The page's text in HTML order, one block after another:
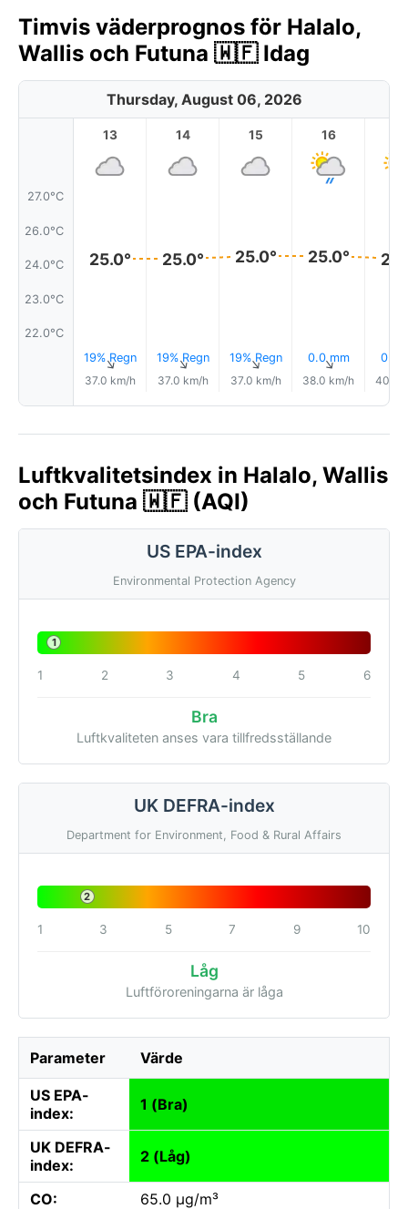
Timvis väderprognos för Halalo,
Wallis och Futuna 🇼🇫 Idag
Thursday, August 06, 2026
27.0°C
26.0°C
24.0°C
23.0°C
22.0°C
13
25.0°
19% Regn
↑
37.0 km/h
14
25.0°
19% Regn
↑
37.0 km/h
15
25.0°
19% Regn
↑
37.0 km/h
16
25.0°
0.0 mm
↑
38.0 km/h
0.0
40.0
Luftkvalitetsindex in Halalo, Wallis
och Futuna 🇼🇫 (AQI)
US EPA-index
Environmental Protection Agency
1
1 2 3 4 5 6
Bra
Luftkvaliteten anses vara tillfredsställande
UK DEFRA-index
Department for Environment, Food & Rural Affairs
2
1 3 5 7 9 10
Låg
Luftföroreningarna är låga
Parameter Värde
US EPA-
index:
1 (Bra)
UK DEFRA-
index:
2 (Låg)
CO:
65.0 µg/m³